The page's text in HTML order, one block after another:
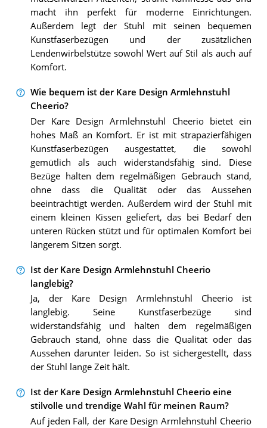
macht ihn perfekt für moderne Einrichtungen.
Außerdem legt der Stuhl mit seinen bequemen
Kunstfaserbezügen und der zusätzlichen
Lendenwirbelstütze sowohl Wert auf Stil als auch auf
Komfort.
Wie bequem ist der Kare Design Armlehnstuhl
Cheerio?
Der Kare Design Armlehnstuhl Cheerio bietet ein
hohes Maß an Komfort. Er ist mit strapazierfähigen
Kunstfaserbezügen ausgestattet, die sowohl
gemütlich als auch widerstandsfähig sind. Diese
Bezüge halten dem regelmäßigen Gebrauch stand,
ohne dass die Qualität oder das Aussehen
beeinträchtigt werden. Außerdem wird der Stuhl mit
einem kleinen Kissen geliefert, das bei Bedarf den
unteren Rücken stützt und für optimalen Komfort bei
längerem Sitzen sorgt.
Ist der Kare Design Armlehnstuhl Cheerio
langlebig?
Ja, der Kare Design Armlehnstuhl Cheerio ist
langlebig. Seine Kunstfaserbezüge sind
widerstandsfähig und halten dem regelmäßigen
Gebrauch stand, ohne dass die Qualität oder das
Aussehen darunter leiden. So ist sichergestellt, dass
der Stuhl lange Zeit hält.
Ist der Kare Design Armlehnstuhl Cheerio eine
stilvolle und trendige Wahl für meinen Raum?
Auf jeden Fall, der Kare Design Armlehnstuhl Cheerio